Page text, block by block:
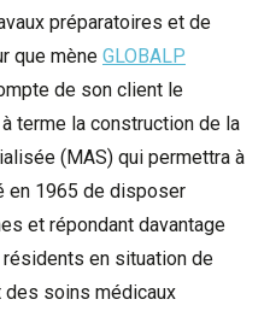
préparatoires et de
que mène GLOBALP
de son client le
à terme la construction de la
(MAS) qui permettra à
en 1965 de disposer
et répondant davantage
en situation de
soins médicaux